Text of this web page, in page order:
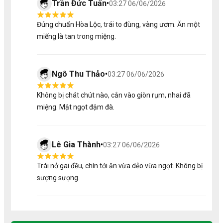
Thiệp chúc mừng theo yêu cầu
Phối màu & hoa theo từng dịp hoặc giới tính
Chính sách bảo hành 24h
Giao hàng nhanh & đúng giờ
Nhận làm số lượng lớn
Giá tiền có thể chênh lệch dựa trên khối lượng thực
tế của sản phẩm và thời giá.
Trái cây có thể thay đổi do tính chất mùa vụ, sẽ
Cửa hàng sẽ liên hệ thông báo khi có sự thay đổi.
Trần Đức Tuấn•03:27 06/06/2026
Đúng chuẩn Hòa Lộc, trái to đùng, vàng ươm. Ăn một
miếng là tan trong miệng.
Ngô Thu Thảo•03:27 06/06/2026
Không bị chát chút nào, cắn vào giòn rụm, nhai đã
miệng. Mật ngọt đậm đà.
Lê Gia Thành•03:27 06/06/2026
Trái nở gai đều, chín tới ăn vừa dẻo vừa ngọt. Không bị
sượng sượng.